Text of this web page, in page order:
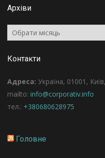
Архіви
Архіви
Контакти
Адреса: Україна, 01001,
mailto: info@corporativ.info
тел.: +380680628975
Головне